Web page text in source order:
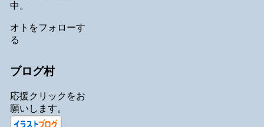
中。
オトをフォローす
る
ブログ村
応援クリックをお
願いします。